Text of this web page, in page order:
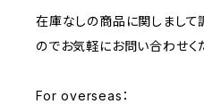
在庫なしの商品に関しまし
のでお気軽にお問い合わせく
For overseas：